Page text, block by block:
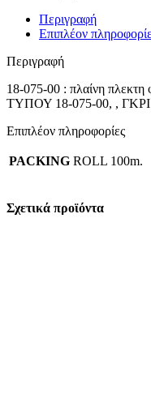
Περιγραφή
Επιπλέον
Περιγραφή
18-075-00 : πλαίνη
ΤΥΠΟΥ 18-075-00, , ΓΚΡΙ
Επιπλέον πληροφορίες
PACKING ROLL 100m.
Σχετικά προϊόντα